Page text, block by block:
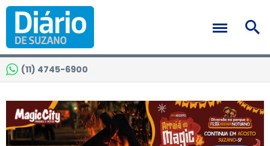
(11) 4745-6900